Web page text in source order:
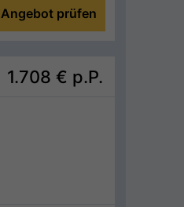
Angebot prüfen
1.708 € p.P.